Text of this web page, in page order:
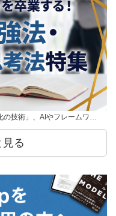
技術」、AIやフレームワ…
る